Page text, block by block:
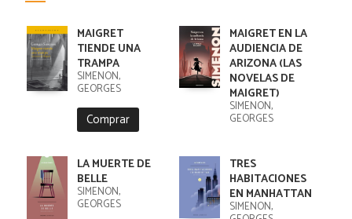
MAIGRET
TIENDE UNA
TRAMPA
SIMENON,
GEORGES
Comprar
MAIGRET EN LA
AUDIENCIA DE
ARIZONA (LAS
NOVELAS DE
MAIGRET)
SIMENON,
GEORGES
LA MUERTE DE
BELLE
SIMENON,
GEORGES
TRES
HABITACIONES
EN MANHATTAN
SIMENON,